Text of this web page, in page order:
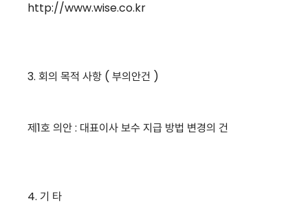
http://www.wise.co.kr
3. 회의 목적 사항 ( 부의안건 )
제1호 의안 : 대표이사 보수 지급 방법 변경의 건
4. 기 타